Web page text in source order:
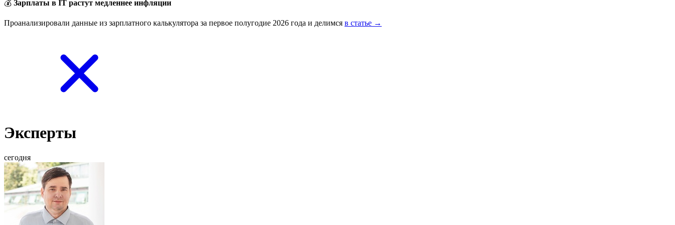
💰 Зарплаты в IT растут медленнее инфляции
Проанализировали данные из зарплатного калькулятора за первое полугодие 2026 года и делимся в статье →
Эксперты
сегодня